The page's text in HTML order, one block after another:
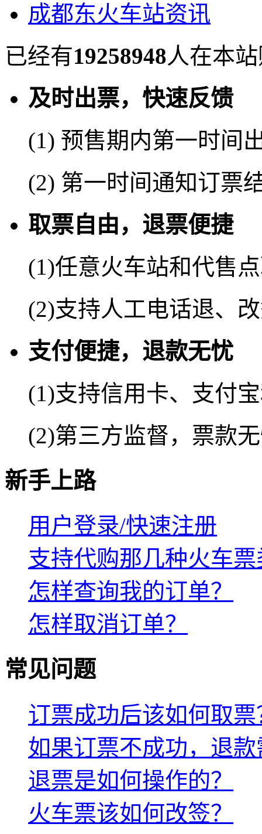
成都东火车站资讯
已经有19258948人在本
及时出票，快速反馈
(1) 预售期内第一时间
(2) 第一时间通知订票
取票自由，退票便捷
(1)任意火车站和代售
(2)支持人工电话退、
支付便捷，退款无忧
(1)支持信用卡、支付
(2)第三方监督，票款
新手上路
用户登录/快速注册
支持代购那几种火车
怎样查询我的订单？
怎样取消订单？
常见问题
订票成功后该如何取票
如果订票不成功，退
退票是如何操作的？
火车票该如何改签？